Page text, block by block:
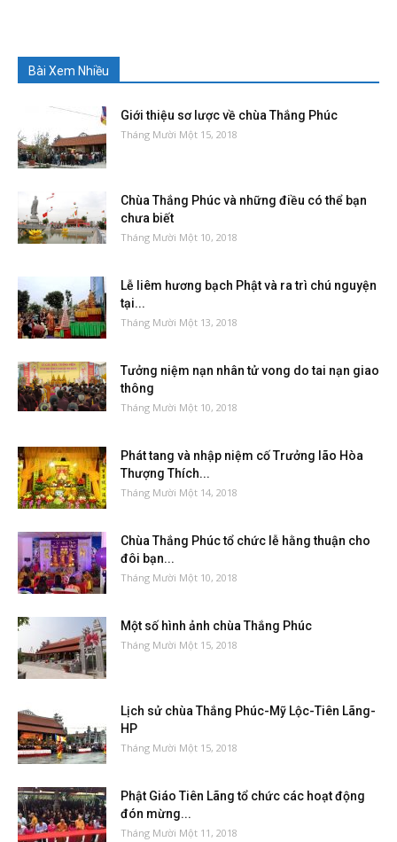
Bài Xem Nhiều
Giới thiệu sơ lược về chùa Thắng Phúc
Tháng Mười Một 15, 2018
Chùa Thắng Phúc và những điều có thể bạn
chưa biết
Tháng Mười Một 10, 2018
Lễ liêm hương bạch Phật và ra trì chú nguyện
tại...
Tháng Mười Một 13, 2018
Tưởng niệm nạn nhân tử vong do tai nạn giao
thông
Tháng Mười Một 10, 2018
Phát tang và nhập niệm cố Trưởng lão Hòa
Thượng Thích...
Tháng Mười Một 14, 2018
Chùa Thắng Phúc tổ chức lễ hằng thuận cho
đôi bạn...
Tháng Mười Một 10, 2018
Một số hình ảnh chùa Thắng Phúc
Tháng Mười Một 15, 2018
Lịch sử chùa Thắng Phúc-Mỹ Lộc-Tiên Lãng-
HP
Tháng Mười Một 15, 2018
Phật Giáo Tiên Lãng tổ chức các hoạt động
đón mừng...
Tháng Mười Một 11, 2018